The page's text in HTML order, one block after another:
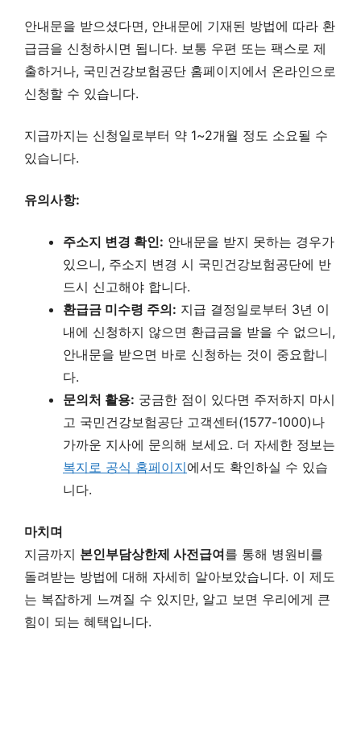
안내문을 받으셨다면, 안내문에 기재된 방법에 따라 환
급금을 신청하시면 됩니다. 보통 우편 또는 팩스로 제
출하거나, 국민건강보험공단 홈페이지에서 온라인으로
신청할 수 있습니다.
지급까지는 신청일로부터 약 1~2개월 정도 소요될 수
있습니다.
유의사항:
주소지 변경 확인: 안내문을 받지 못하는 경우가
있으니, 주소지 변경 시 국민건강보험공단에 반
드시 신고해야 합니다.
환급금 미수령 주의: 지급 결정일로부터 3년 이
내에 신청하지 않으면 환급금을 받을 수 없으니,
안내문을 받으면 바로 신청하는 것이 중요합니
다.
문의처 활용: 궁금한 점이 있다면 주저하지 마시
고 국민건강보험공단 고객센터(1577-1000)나
가까운 지사에 문의해 보세요. 더 자세한 정보는
복지로 공식 홈페이지에서도 확인하실 수 있습
니다.
마치며
지금까지 본인부담상한제 사전급여를 통해 병원비를
돌려받는 방법에 대해 자세히 알아보았습니다. 이 제도
는 복잡하게 느껴질 수 있지만, 알고 보면 우리에게 큰
힘이 되는 혜택입니다.